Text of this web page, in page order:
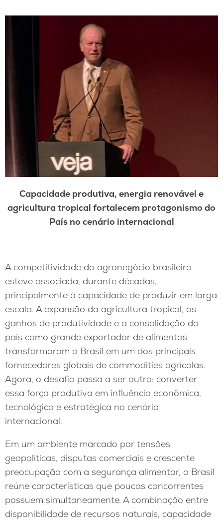
Capacidade produtiva, energia renovável e
agricultura tropical fortalecem protagonismo do
País no cenário internacional
A competitividade do agronegócio brasileiro
esteve associada, durante décadas,
principalmente à capacidade de produzir em larga
escala. A expansão da agricultura tropical, os
ganhos de produtividade e a consolidação do
país como grande exportador de alimentos
transformaram o Brasil em um dos principais
fornecedores globais de commodities agrícolas.
Agora, o desafio passa a ser outro: converter
essa força produtiva em influência econômica,
tecnológica e estratégica no cenário
internacional.
Em um ambiente marcado por tensões
geopolíticas, disputas comerciais e crescente
preocupação com a segurança alimentar, o Brasil
reúne características que poucos concorrentes
possuem simultaneamente. A combinação entre
disponibilidade de recursos naturais, capacidade